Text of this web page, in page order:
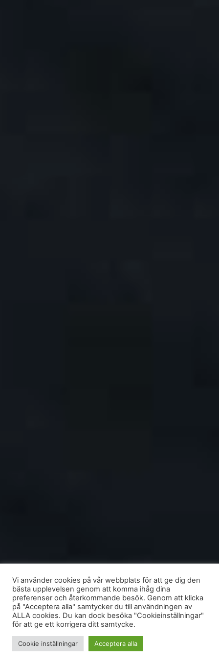
Vi använder cookies på vår webbplats för att ge dig den
bästa upplevelsen genom att komma ihåg dina
preferenser och återkommande besök. Genom att klicka
på "Acceptera alla" samtycker du till användningen av
ALLA cookies. Du kan dock besöka "Cookieinställningar"
för att ge ett korrigera ditt samtycke.
Cookie inställningar Acceptera alla